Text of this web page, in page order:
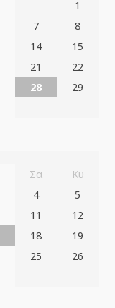
1
7
8
14
15
21
22
28
29
Σα
Κυ
4
5
11
12
18
19
25
26